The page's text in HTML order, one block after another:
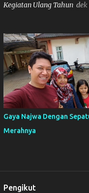
Kegiatan Ulang Tahun
ulang tahunnya disini .
Gaya Najwa Dengan
Merahnya
Pengikut